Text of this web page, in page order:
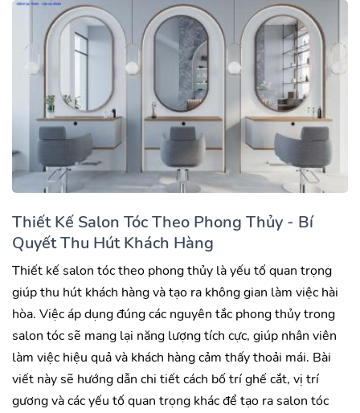
Thiết Kế Salon Tóc Theo Phong Thủy - Bí
Quyết Thu Hút Khách Hàng
Thiết kế salon tóc theo phong thủy là yếu tố quan trọng
giúp thu hút khách hàng và tạo ra không gian làm việc hài
hòa. Việc áp dụng đúng các nguyên tắc phong thủy trong
salon tóc sẽ mang lại năng lượng tích cực, giúp nhân viên
làm việc hiệu quả và khách hàng cảm thấy thoải mái. Bài
viết này sẽ hướng dẫn chi tiết cách bố trí ghế cắt, vị trí
gương và các yếu tố quan trọng khác để tạo ra salon tóc